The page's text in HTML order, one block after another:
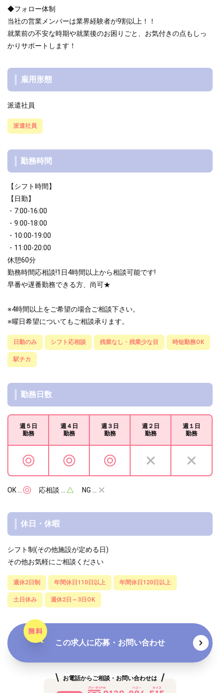
◆フォロー体制
当社の営業メンバーは業界経験者が9割以上！！
就業前の不安な時期や就業後のお困りごと、お気付きの点もしっ
かりサポートします！
雇用形態
派遣社員
派遣社員
勤務時間
【シフト時間】
【日勤】
・7:00-16:00
・9:00-18:00
・10:00-19:00
・11:00-20:00
休憩60分
勤務時間応相談!1日4時間以上から相談可能です!
早番や遅番勤務できる方、尚可★
※4時間以上をご希望の場合ご相談下さい。
※曜日希望についてもご相談承ります。
日勤のみ シフト応相談 残業なし・残業少な目 時短勤務OK
駅チカ
勤務日数
週５日
勤務
週４日
勤務
週３日
勤務
週２日
勤務
週１日
勤務
OK … 応相談 … NG …
休日・休暇
シフト制(その他施設が定める日)
その他お気軽にご相談ください
週休2日制 年間休日110日以上 年間休日120日以上
土日休み 週休2日～3日OK
この求人に応募・お問い合わせ
お電話からご相談・お問い合わせは